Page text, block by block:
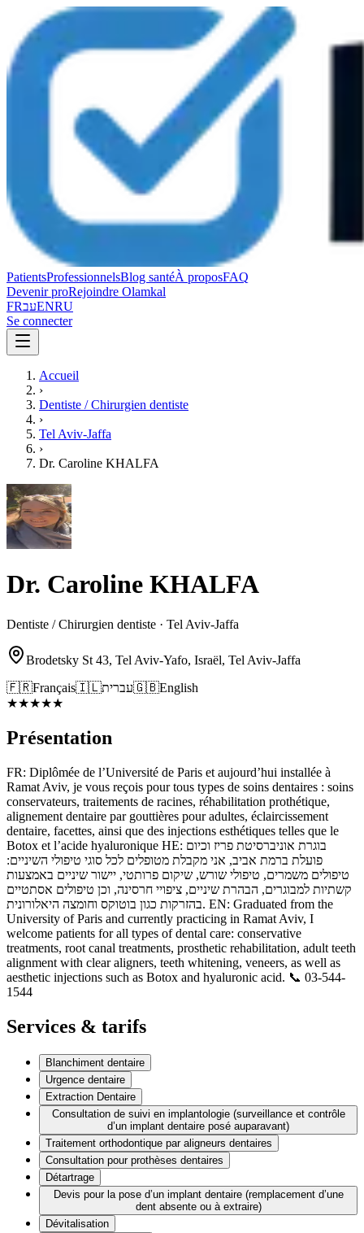
PatientsProfessionnelsBlog santéÀ proposFAQ
Devenir proRejoindre Olamkal
FRעבENRU
Se connecter
Accueil
›
Dentiste / Chirurgien dentiste
›
Tel Aviv-Jaffa
›
Dr. Caroline KHALFA
Dr. Caroline KHALFA
Dentiste / Chirurgien dentiste · Tel Aviv-Jaffa
Brodetsky St 43, Tel Aviv-Yafo, Israël, Tel Aviv-Jaffa
🇫🇷Français🇮🇱עברית🇬🇧English
★★★★★
Présentation
FR: Diplômée de l’Université de Paris et aujourd’hui installée à
Ramat Aviv, je vous reçois pour tous types de soins dentaires : soins
conservateurs, traitements de racines, réhabilitation prothétique,
alignement dentaire par gouttières pour adultes, éclaircissement
dentaire, facettes, ainsi que des injections esthétiques telles que le
Botox et l’acide hyaluronique HE: בוגרת אוניברסיטת פריז וכיום
פועלת ברמת אביב, אני מקבלת מטופלים לכל סוגי טיפולי השיניים:
טיפולים משמרים, טיפולי שורש, שיקום פרותטי, יישור שיניים באמצעות
קשתיות למבוגרים, הבהרת שיניים, ציפויי חרסינה, וכן טיפולים אסתטיים
בהזרקות כגון בוטוקס וחומצה היאלורונית. EN: Graduated from the
University of Paris and currently practicing in Ramat Aviv, I
welcome patients for all types of dental care: conservative
treatments, root canal treatments, prosthetic rehabilitation, adult teeth
alignment with clear aligners, teeth whitening, veneers, as well as
aesthetic injections such as Botox and hyaluronic acid. 📞 03-544-
1544
Services & tarifs
Blanchiment dentaire
Urgence dentaire
Extraction Dentaire
Consultation de suivi en implantologie (surveillance et contrôle
d’un implant dentaire posé auparavant)
Traitement orthodontique par aligneurs dentaires
Consultation pour prothèses dentaires
Détartrage
Devis pour la pose d’un implant dentaire (remplacement d’une
dent absente ou à extraire)
Dévitalisation